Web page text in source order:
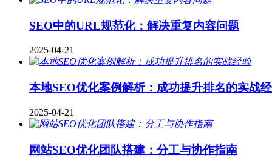
SEO中的URL规范化：解决重复内容问题
2025-04-21
本地SEO优化案例解析：成功提升排名的实战
2025-04-21
网站SEO优化团队搭建：分工与协作指南